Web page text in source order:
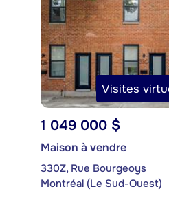
Visites
1 049 000 $
Maison à vendre
330Z, Rue Bourgeoys
Montréal (Le Sud-Ouest)